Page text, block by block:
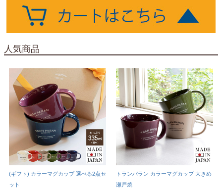
人気商品
(ギフト) カラーマグカップ 選べる2点セ
ット
トランパラン カラーマグカップ 大きめ
瀬戸焼